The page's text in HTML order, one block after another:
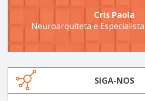
Cris Paola
Neuroarquiteta e
SIGA-NOS